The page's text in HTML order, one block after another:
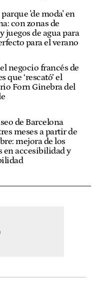
'de moda' en
con zonas de
juegos de agua para
para el verano
negocio francés de
que ‘rescató’ el
Forn Ginebra del
de Barcelona
meses a partir de
mejora de los
en accesibilidad y